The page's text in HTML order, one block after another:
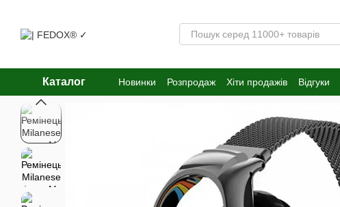
Каталог Новинки Розпродаж Хіти продажів Відгуки